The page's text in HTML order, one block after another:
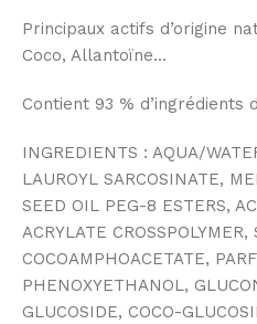
Principaux actifs d’origine
Coco, Allantoïne…
Contient 93 % d’ingrédients
INGREDIENTS : AQUA/
LAUROYL SARCOSINATE,
SEED OIL PEG-8 ESTERS,
ACRYLATE CROSSPOLYMER,
COCOAMPHOACETATE,
PHENOXYETHANOL,
GLUCOSIDE, COCO-